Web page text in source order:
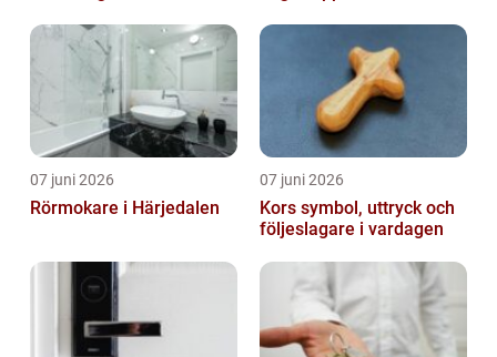
07 juni 2026
Rörmokare i Härjedalen
07 juni 2026
Kors symbol, uttryck och
följeslagare i vardagen